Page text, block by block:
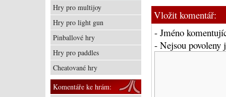
Vložit komentář:
- Jméno
- Nejsou
Hry pro multijoy
Hry pro light gun
Pinballové hry
Hry pro paddles
Cheatované hry
Komentáře ke hrám: